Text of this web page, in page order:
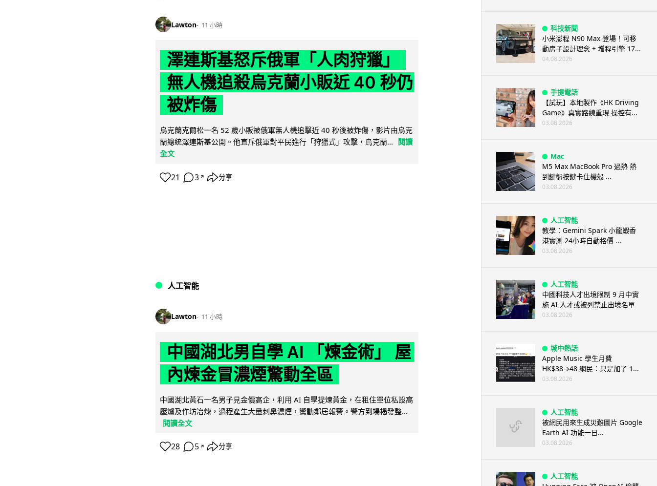
Lawton 11 小時
澤連斯基怒斥俄軍「人肉狩獵」
無人機追殺烏克蘭小販近 40 秒仍
被炸傷
烏克蘭克爾松一名 52 歲小販被俄軍無人機追擊近 40 秒後被炸傷，影片由烏克
蘭總統澤連斯基公開。他直斥俄軍對平民進行「狩獵式」攻擊，烏克蘭...
閱讀
全文
21 3 ↗ 分享
人工智能
Lawton 11 小時
中國湖北男自學 AI 「煉金術」 屋
內煉金冒濃煙驚動全區
中國湖北黃石一名男子見金價高企，利用 AI 自學提煉黃金，在租住單位私設高
壓爐及作坊冶煉，過程產生大量刺鼻濃煙，驚動鄰居報警。警方到場揭發整...
閱讀全文
28 5 ↗ 分享
科技新聞
小米澎程 N90 Max 登場！可移
動房子設計理念 + 增程引擎 17...
04.08.2026
手提電話
【試玩】本地製作《HK Driving
Game》真實路線重現 操控有...
03.08.2026
Mac
M5 Max MacBook Pro 過熱 熱
到鍵盤按鍵卡住機殼 ...
03.08.2026
人工智能
教學：Gemini Spark 小龍蝦香
港實測 24小時自動格價 ...
03.08.2026
人工智能
中國科技人才出境限制 9 月中實
施 AI 人才或被列禁止出境名單
03.08.2026
城中熱話
Apple Music 學生月費
HK$38→48 網民：只是加了 1...
03.08.2026
人工智能
被網民用來生成災難圖片 Google
Earth AI 功能一日...
03.08.2026
人工智能